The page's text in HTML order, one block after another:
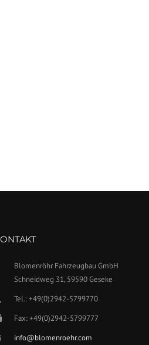
Blomenröhr Fahrzeugbau GmbH
Schneidweg 31, 59590 Geseke
Tel.: +49(0)2942-5799770
Fax: +49(0)2942-5799777
info@blomenroehr.com